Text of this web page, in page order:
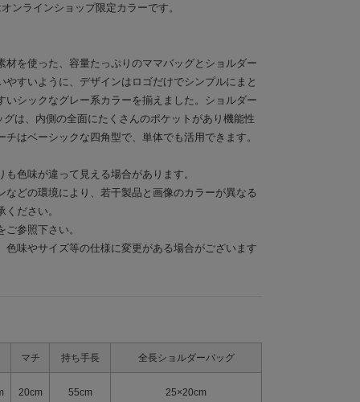
ンラインショップ限定カラーです。
材を使った、容量たっぷりのママバッグとショルダー
やすいように、デザインはロゴだけでシンプルにまと
いシックなグレー系カラーを揃えました。ショルダー
は、内側の全面にたくさんのポケットがあり機能性
はベーシックな四角型で、単体でも活用できます。
色味が違って見える場合があります。
などの環境により、若干製品と画像のカラーが異なる
ださい。
参照下さい。
味やサイズ等の仕様に変更がある場合がございます
マチ 持ち手長 全長ショルダーバッグ
20cm 55cm 25×20cm